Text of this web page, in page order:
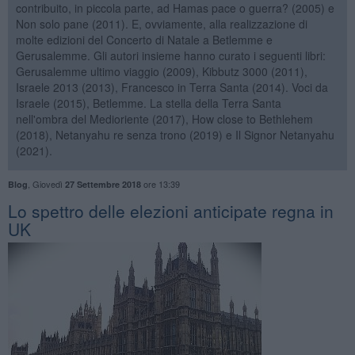
contribuito, in piccola parte, ad Hamas pace o guerra? (2005) e
Non solo pane (2011). E, ovviamente, alla realizzazione di
molte edizioni del Concerto di Natale a Betlemme e
Gerusalemme. Gli autori insieme hanno curato i seguenti libri:
Gerusalemme ultimo viaggio (2009), Kibbutz 3000 (2011),
Israele 2013 (2013), Francesco in Terra Santa (2014). Voci da
Israele (2015), Betlemme. La stella della Terra Santa
nell'ombra del Medioriente (2017), How close to Bethlehem
(2018), Netanyahu re senza trono (2019) e Il Signor Netanyahu
(2021).
Blog Giovedì 27 Settembre 2018ore 13:39
Lo spettro delle elezioni anticipate regna in
UK